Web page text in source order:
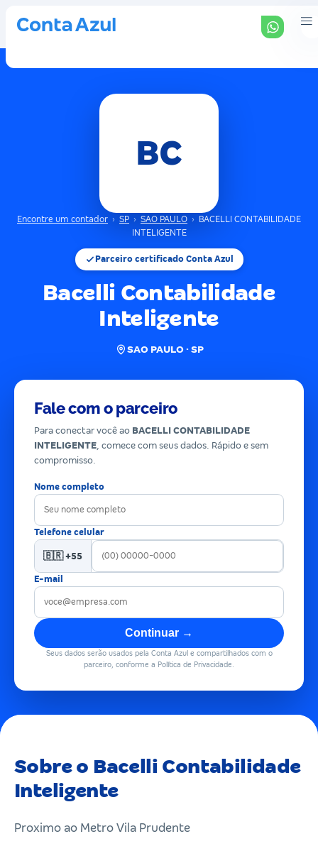
BC
Encontre um contador › SP › SAO PAULO ›
BACELLI CONTABILIDADE
INTELIGENTE
Parceiro certificado Conta Azul
Bacelli Contabilidade
Inteligente
SAO PAULO · SP
Fale com o parceiro
Para conectar você ao BACELLI CONTABILIDADE
INTELIGENTE, comece com seus dados. Rápido e sem
compromisso.
Nome completo
Telefone celular
🇧🇷 +55
E-mail
Continuar →
Seus dados serão usados pela Conta Azul e compartilhados com o
parceiro, conforme a Política de Privacidade.
Sobre o Bacelli Contabilidade
Inteligente
Proximo ao Metro Vila Prudente